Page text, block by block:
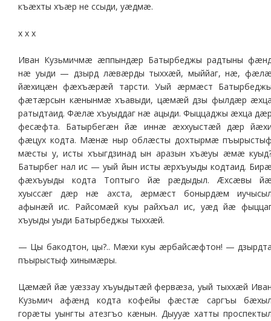
къæхты хъæр не ссыди, уæдмæ.
х х х
Иван Кузьмичмæ æппындæр Батырбеджы радтыны
нæ уыди — дзырд лæвæрды тыххæй, мыййаг, нæ,
йæхицæн фæхъæрæй тарсти. Уый æрмæст
фæтæрсын кæнынмæ хъавыди, цæмæй дзы фылдæр
ратыдтаид. Фæлæ хъуыддаг нæ ацыди. Фыццаджы æхца
фесæфта. Батырбегæн йæ иннæ æххуыстæй дæр
фæцух кодта. Мæнæ ныр облæсты дохтырмæ
мæсты у, исты хъыгдзинад ын аразын хъæуы æмæ
Батырбег нал ис — уый йын исты æрхъуыды кодтаид.
фæхъуыды кодта Топтыго йæ рæдыдыл. Æхсæвы
хуыссæг дæр нæ ахста, æрмæст бонырдæм
афынæй ис. Райсомæй куы райхъал ис, уæд йæ
хъуыды уыди Батырбеджы тыххæй.
— Цы бакодтон, цы?.. Мæхи куы æрбайсæфтон! —
пъырыстыф хинымæры.
Цæмæй йæ уæззау хъуыдытæй фервæза, уый тыххæй
Кузьмич афæнд кодта кофейы фæстæ саргъы
горæты уынгты атезгъо кæнын. Дыууæ хатты